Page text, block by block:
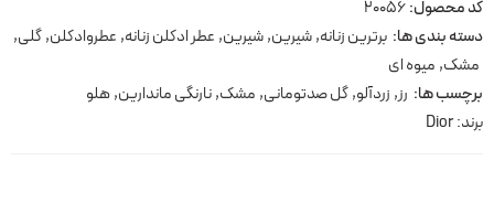
کد محصول:20056
دسته بندی ها: برترین زنانه,شیرین,شیرین, عطر ادکلن زنانه, عطروادکلن,گلی,
مشک, میوه ای
برچسب ها: رز, زردآلو,گل صدتومانی, مشک,نارنگی ماندارین, هلو
برند:Dior